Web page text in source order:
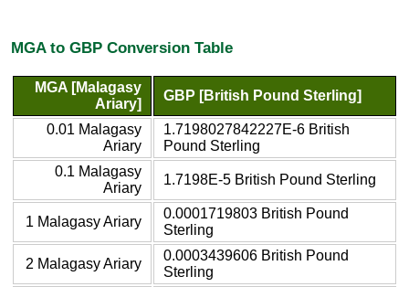
MGA to GBP Conversion Table
MGA [Malagasy
Ariary]
GBP [British Pound Sterling]
0.01 Malagasy
Ariary
1.7198027842227E-6 British
Pound Sterling
0.1 Malagasy
Ariary
1.7198E-5 British Pound Sterling
1 Malagasy Ariary
0.0001719803 British Pound
Sterling
2 Malagasy Ariary
0.0003439606 British Pound
Sterling